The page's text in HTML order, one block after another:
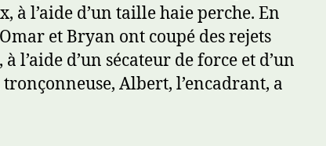
à l’aide d’un taille haie perche. En
et Bryan ont coupé des rejets
l’aide d’un sécateur de force et d’un
tronçonneuse, Albert, l’encadrant, a